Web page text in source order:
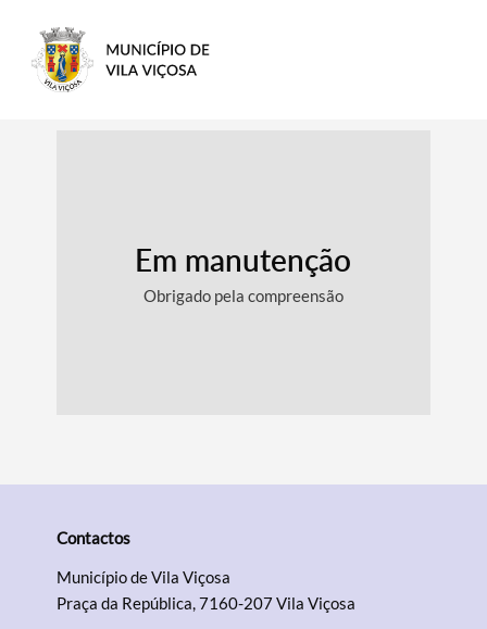
Termo de Pesquisa
Em manutenção
Obrigado pela compreensão
Contactos
Município de Vila Viçosa
Praça da República, 7160-207 Vila Viçosa